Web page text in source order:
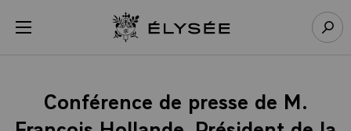
menu Retour à l’accueil Élysée
Conférence de presse de M.
Panneau de gestion des cookies